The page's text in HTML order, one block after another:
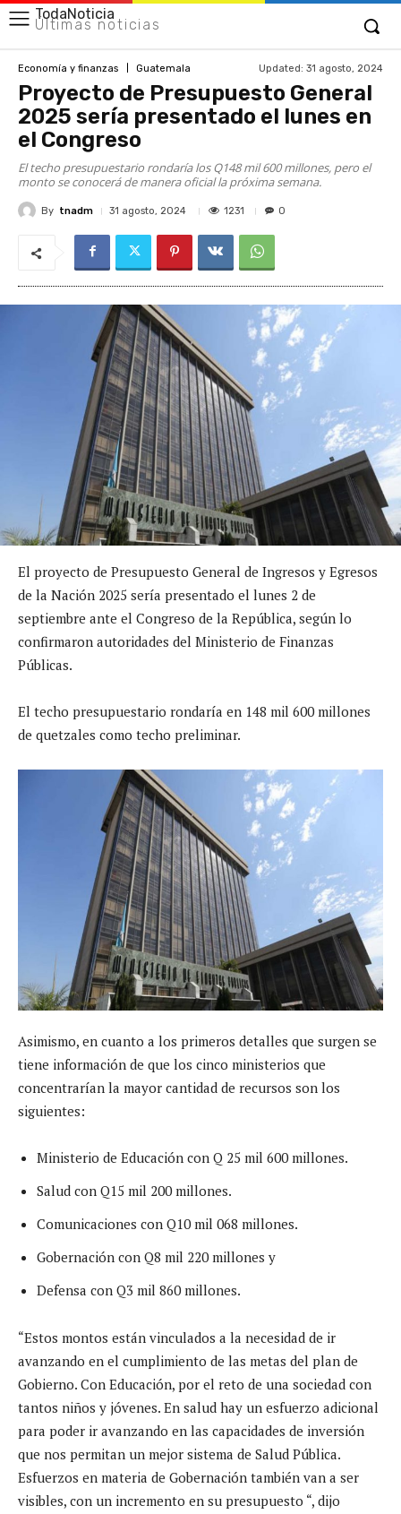
TodaNoticia
Últimas noticias
Economía y finanzas Guatemala Updated: 31 agosto, 2024
Proyecto de Presupuesto General
2025 sería presentado el lunes en
el Congreso
El techo presupuestario rondaría los Q148 mil 600 millones, pero el
monto se conocerá de manera oficial la próxima semana.
By tnadm 31 agosto, 2024 1231 0
El proyecto de Presupuesto General de Ingresos y Egresos
de la Nación 2025 sería presentado el lunes 2 de
septiembre ante el Congreso de la República, según lo
confirmaron autoridades del Ministerio de Finanzas
Públicas.
El techo presupuestario rondaría en 148 mil 600 millones
de quetzales como techo preliminar.
Asimismo, en cuanto a los primeros detalles que surgen se
tiene información de que los cinco ministerios que
concentrarían la mayor cantidad de recursos son los
siguientes:
Ministerio de Educación con Q 25 mil 600 millones.
Salud con Q15 mil 200 millones.
Comunicaciones con Q10 mil 068 millones.
Gobernación con Q8 mil 220 millones y
Defensa con Q3 mil 860 millones.
“Estos montos están vinculados a la necesidad de ir
avanzando en el cumplimiento de las metas del plan de
Gobierno. Con Educación, por el reto de una sociedad con
tantos niños y jóvenes. En salud hay un esfuerzo adicional
para poder ir avanzando en las capacidades de inversión
que nos permitan un mejor sistema de Salud Pública.
Esfuerzos en materia de Gobernación también van a ser
visibles, con un incremento en su presupuesto “, dijo